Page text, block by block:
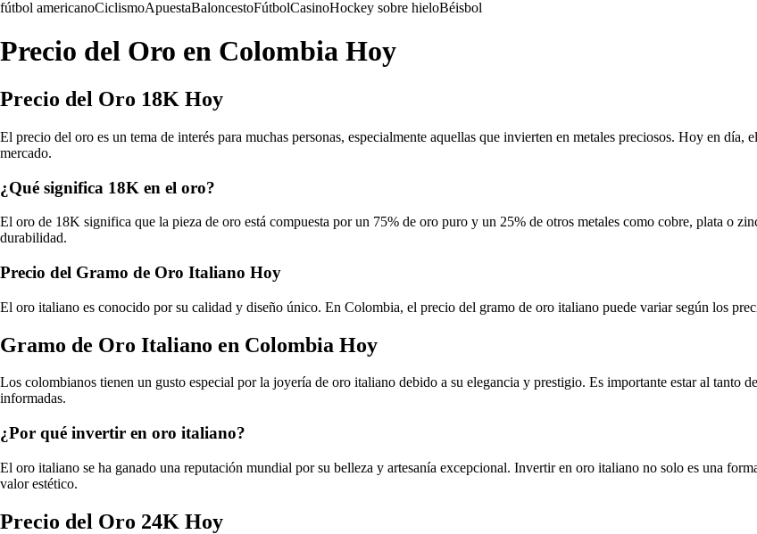
fútbol americanoCiclismoApuestaBaloncestoFútbolCasinoHockey sobre hieloBéisbol
Precio del Oro en Colombia Hoy
Precio del Oro 18K Hoy
El precio del oro es un tema de interés para muchas personas, especialmente aquellas que invierten en metales preciosos. Hoy en
mercado.
¿Qué significa 18K en el oro?
El oro de 18K significa que la pieza de oro está compuesta por un 75% de oro puro y un 25% de otros metales como cobre, plata o
durabilidad.
Precio del Gramo de Oro Italiano Hoy
El oro italiano es conocido por su calidad y diseño único. En Colombia, el precio del gramo de oro italiano puede variar según los
Gramo de Oro Italiano en Colombia Hoy
Los colombianos tienen un gusto especial por la joyería de oro italiano debido a su elegancia y prestigio. Es importante estar al tanto
informadas.
¿Por qué invertir en oro italiano?
El oro italiano se ha ganado una reputación mundial por su belleza y artesanía excepcional. Invertir en oro italiano no solo es una
valor estético.
Precio del Oro 24K Hoy